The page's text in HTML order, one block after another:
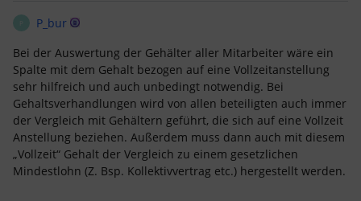
P_bur
Bei der Auswertung der Gehälter aller Mitarbeiter wäre ein
Spalte mit dem Gehalt bezogen auf eine Vollzeitanstellung
sehr hilfreich und auch unbedingt notwendig. Bei
Gehaltsverhandlungen wird von allen beteiligten auch immer
der Vergleich mit Gehältern geführt, die sich auf eine Vollzeit
Anstellung beziehen. Außerdem muss dann auch mit diesem
„Vollzeit“ Gehalt der Vergleich zu einem gesetzlichen
Mindestlohn (Z. Bsp. Kollektivvertrag etc.) hergestellt werden.